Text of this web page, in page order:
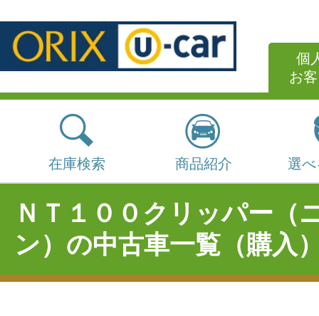
個
お
在庫検索 商品紹介 選
ＮＴ１００クリッパー（
ン）の中古車一覧（購入